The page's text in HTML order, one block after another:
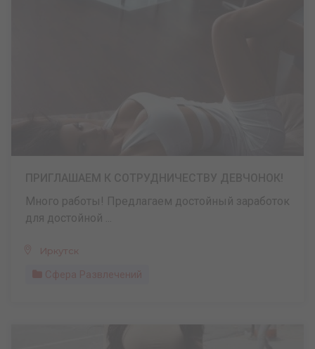
Много работы! Предлагаем достойный заработок
для достойной ...
Иркутск
Сфера Развлечений